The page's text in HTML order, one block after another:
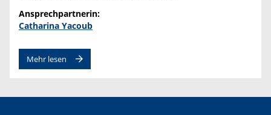
Ansprechpartnerin:
Catharina Yacoub
Mehr lesen